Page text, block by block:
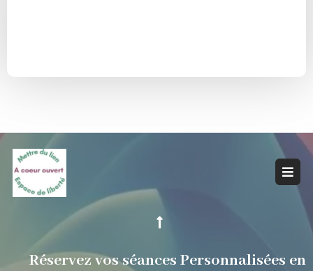
Réservez vos séances Personnalisées en